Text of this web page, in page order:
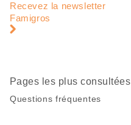
page
pied
Recevez la newsletter
Famigros
Pages les plus consultées
Questions fréquentes